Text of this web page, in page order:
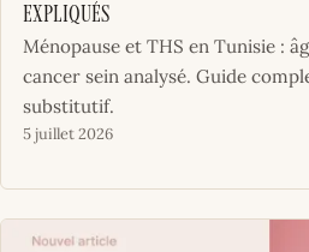
expliqués
Ménopause et THS en Tunisie :
cancer sein analysé. Guide
substitutif.
5 juillet 2026